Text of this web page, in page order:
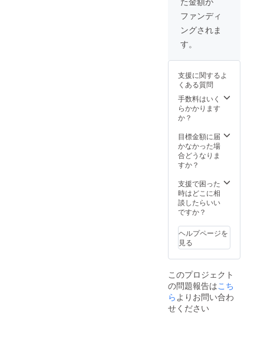
ファンディ
ングされま
す。
支援に関するよ
くある質問
手数料はいく
らかかります
か？
目標金額に届
かなかった場
合どうなりま
すか？
支援で困った
時はどこに相
談したらいい
ですか？
ヘルプページを
見る
このプロジェクト
の問題報告はこち
ら よりお問い合わ
せください